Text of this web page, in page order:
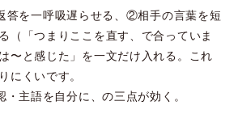
答を一呼吸遅らせる、②相手の言葉を短
（「つまりここを直す、で合っていま
〜と感じた」を一文だけ入れる。これ
にくいです。
主語を自分に、の三点が効く。